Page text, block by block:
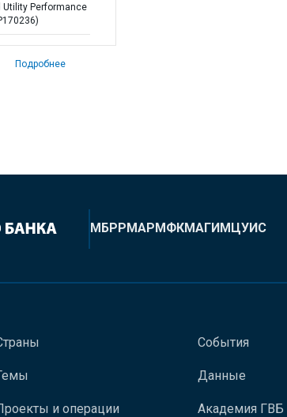
Utility Performance
Подробнее
МБРРМАРМФКМАГИМЦУИС
и операции
События
Данные
Академия ГВБ